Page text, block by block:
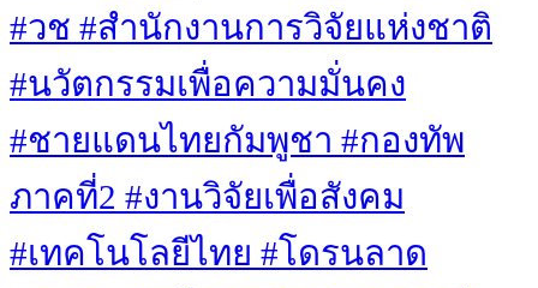
#วช #สำนักงานการวิจัยแห่งชาติ
#นวัตกรรมเพื่อความมั่นคง
#ชายแดนไทยกัมพูชา #กองทัพ
ภาคที่2 #งานวิจัยเพื่อสังคม
#เทคโนโลยีไทย #โดรนลาด